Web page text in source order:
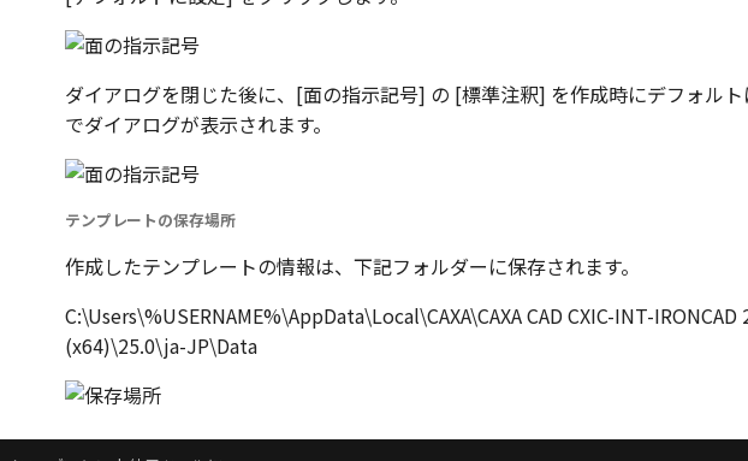
ダイアログを閉じた後に、[面の指示記号] の [標準注釈] を作成時にデフォル
でダイアログが表示されます。
テンプレートの保存場所
作成したテンプレートの情報は、下記フォルダーに保存されます。
C:\Users\%USERNAME%\AppData\Local\CAXA\CAXA CAD CXIC-INT-IRONCAD
(x64)\25.0\ja-JP\Data